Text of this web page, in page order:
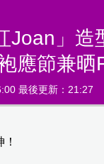
Joan」造
應節兼晒
最後更新：21:27